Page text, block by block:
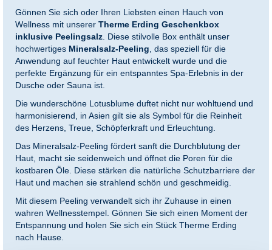
Gönnen Sie sich oder Ihren Liebsten einen Hauch von
Wellness mit unserer Therme Erding Geschenkbox
inklusive Peelingsalz. Diese stilvolle Box enthält unser
hochwertiges Mineralsalz-Peeling, das speziell für die
Anwendung auf feuchter Haut entwickelt wurde und die
perfekte Ergänzung für ein entspanntes Spa-Erlebnis in der
Dusche oder Sauna ist.
Die wunderschöne Lotusblume duftet nicht nur wohltuend und
harmonisierend, in Asien gilt sie als Symbol für die Reinheit
des Herzens, Treue, Schöpferkraft und Erleuchtung.
Das Mineralsalz-Peeling fördert sanft die Durchblutung der
Haut, macht sie seidenweich und öffnet die Poren für die
kostbaren Öle. Diese stärken die natürliche Schutzbarriere der
Haut und machen sie strahlend schön und geschmeidig.
Mit diesem Peeling verwandelt sich ihr Zuhause in einen
wahren Wellnesstempel. Gönnen Sie sich einen Moment der
Entspannung und holen Sie sich ein Stück Therme Erding
nach Hause.